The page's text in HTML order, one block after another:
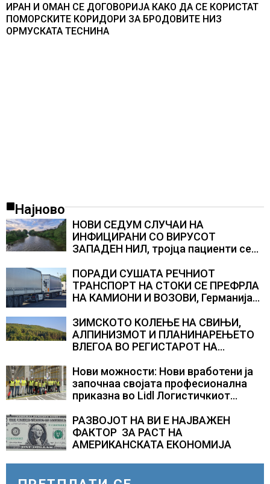
ИРАН И ОМАН СЕ ДОГОВОРИЈА КАКО ДА СЕ КОРИСТАТ
ПОМОРСКИТЕ КОРИДОРИ ЗА БРОДОВИТЕ НИЗ
ОРМУСКАТА ТЕСНИНА
Најново
НОВИ СЕДУМ СЛУЧАИ НА
ИНФИЦИРАНИ СО ВИРУСОТ
ЗАПАДЕН НИЛ, тројца пациенти се
ПОРАДИ СУШАТА РЕЧНИОТ
ТРАНСПОРТ НА СТОКИ СЕ ПРЕФРЛА
НА КАМИОНИ И ВОЗОВИ, Германија
камионџиите да возат и во недела
ЗИМСКОТО КОЛЕЊЕ НА СВИЊИ,
АЛПИНИЗМОТ И ПЛАНИНАРЕЊЕТО
ВЛЕГОА ВО РЕГИСТАРОТ НА
СЛОВЕНИЈА
Нови можности: Нови вработени ја
започнаа својата професионална
приказна во Lidl Логистичкиот
РАЗВОЈОТ НА ВИ Е НАЈВАЖЕН
ФАКТОР ЗА РАСТ НА
АМЕРИКАНСКАТА ЕКОНОМИЈА